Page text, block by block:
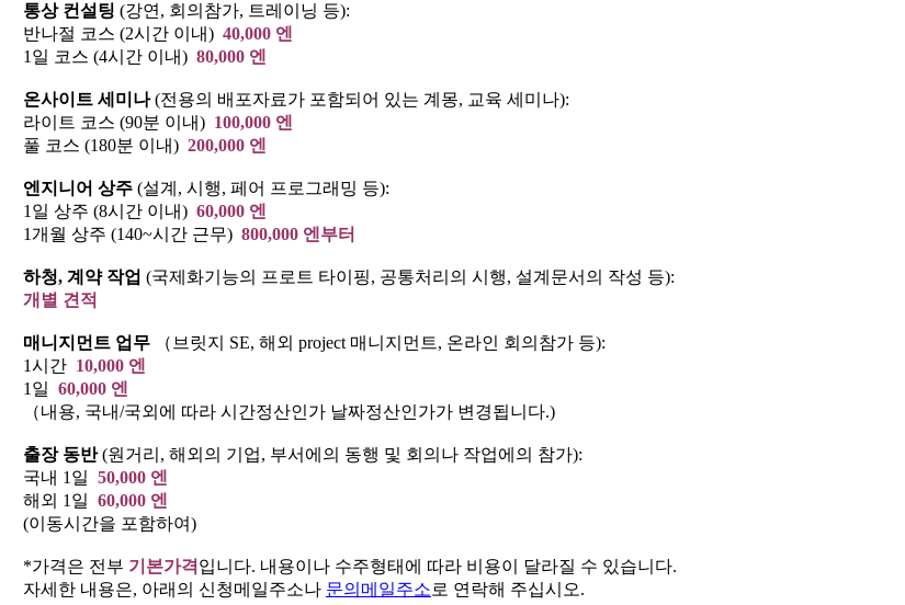
통상 컨설팅 (강연, 회의참가, 트레이닝 등):
반나절 코스 (2시간 이내) 40,000 엔
1일 코스 (4시간 이내) 80,000 엔
온사이트 세미나(전용의 배포자료가 포함되어 있는 계몽, 교육 세미나):
라이트 코스 (90분 이내) 100,000 엔
풀 코스 (180분 이내) 200,000 엔
엔지니어 상주 (설계, 시행, 페어 프로그래밍 등):
1일 상주 (8시간 이내) 60,000 엔
1개월 상주 (140~시간 근무) 800,000 엔부터
하청, 계약 작업 (국제화기능의 프로트 타이핑, 공통처리의 시행, 설계문서의 작성 등):
개별 견적
매니지먼트 업무 （브릿지 SE, 해외 project 매니지먼트, 온라인 회의참가 등):
1시간 10,000 엔
1일 60,000 엔
（내용, 국내/국외에 따라 시간정산인가 날짜정산인가가 변경됩니다.)
출장 동반(원거리, 해외의 기업, 부서에의 동행 및 회의나 작업에의 참가):
국내 1일 50,000 엔
해외 1일 60,000 엔
(이동시간을 포함하여)
*가격은 전부 기본가격 입니다. 내용이나 수주형태에 따라 비용이 달라질 수 있습니다.
자세한 내용은, 아래의 신청메일주소나 문의메일주소로 연락해 주십시오.